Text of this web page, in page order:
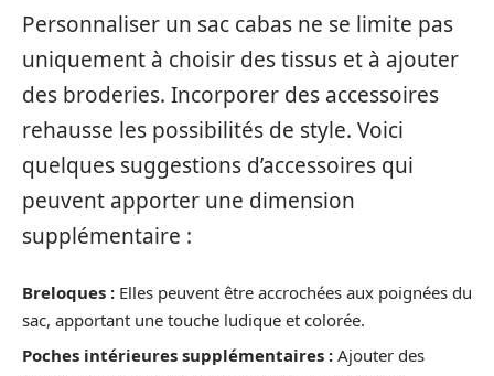
Personnaliser un sac cabas ne se limite pas
uniquement à choisir des tissus et à ajouter
des broderies. Incorporer des accessoires
rehausse les possibilités de style. Voici
quelques suggestions d’accessoires qui
peuvent apporter une dimension
supplémentaire :
Breloques : Elles peuvent être accrochées aux poignées du
sac, apportant une touche ludique et colorée.
Poches intérieures supplémentaires : Ajouter des